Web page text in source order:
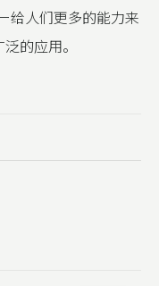
给人们更多的能力来
的应用。